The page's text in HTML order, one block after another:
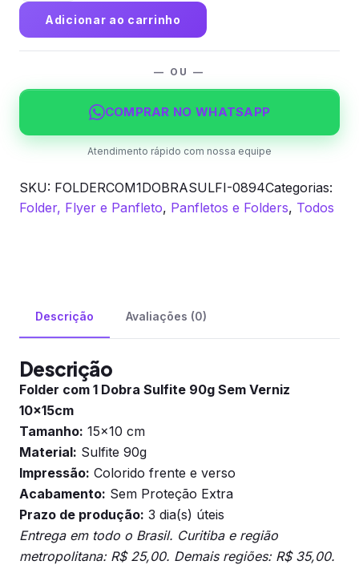
1
Dobra
Sulfite
Sem
quantidade
Adicionar ao carrinho
— OU —
COMPRAR NO WHATSAPP
Atendimento rápido com nossa equipe
SKU: FOLDERCOM1DOBRASULFI-0894Categorias:
Folder, Flyer e Panfleto, Panfletos e Folders, Todos
Descrição Avaliações (0)
Descrição
Folder com 1 Dobra Sulfite 90g Sem Verniz
10x15cm
Tamanho: 15×10 cm
Material: Sulfite 90g
Impressão: Colorido frente e verso
Acabamento: Sem Proteção Extra
Prazo de produção: 3 dia(s) úteis
Entrega em todo o Brasil. Curitiba e região
metropolitana: R$ 25,00. Demais regiões: R$ 35,00.